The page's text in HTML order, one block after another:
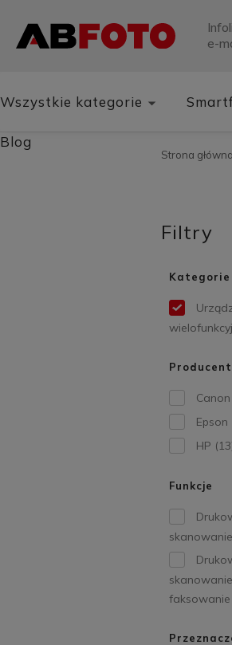
e-
Wszystkie kategorie
Blog
Strona
Filtry
Kategorie
Producent
Canon
Epson
HP
Funkcje
faksowanie